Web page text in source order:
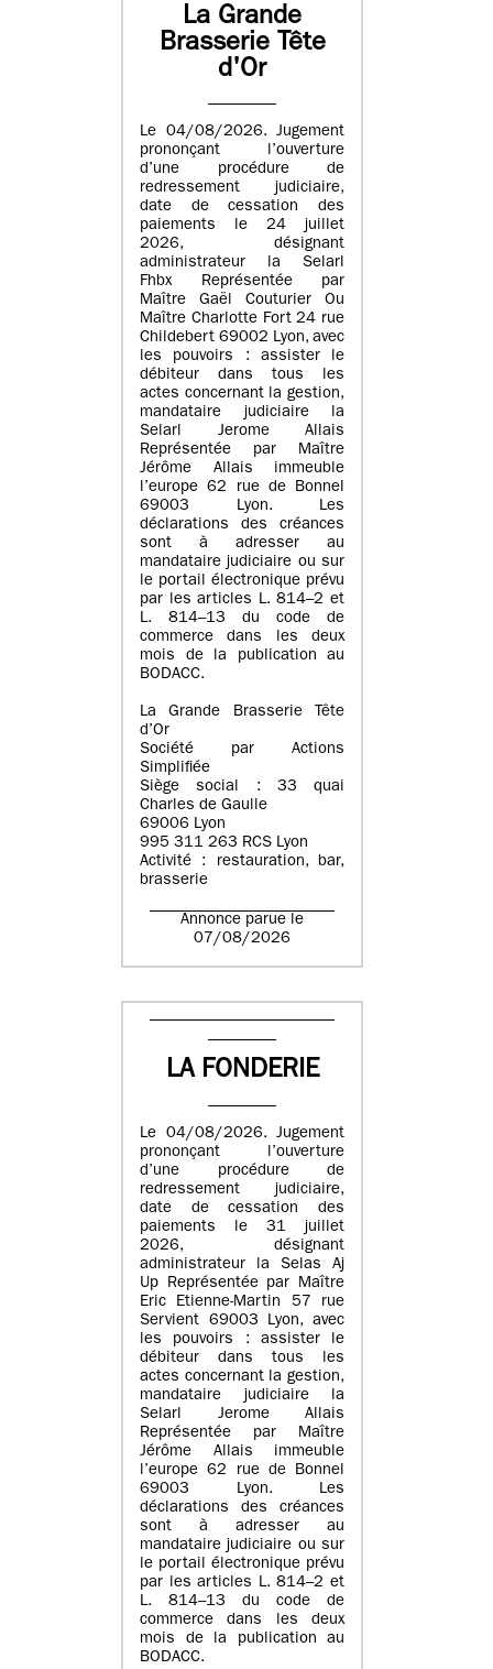
La Grande
Brasserie Tête
d'Or
Le 04/08/2026. Jugement
prononçant l’ouverture
d’une procédure de
redressement judiciaire,
date de cessation des
paiements le 24 juillet
2026, désignant
administrateur la Selarl
Fhbx Représentée par
Maître Gaël Couturier Ou
Maître Charlotte Fort 24 rue
Childebert 69002 Lyon, avec
les pouvoirs : assister le
débiteur dans tous les
actes concernant la gestion,
mandataire judiciaire la
Selarl Jerome Allais
Représentée par Maître
Jérôme Allais immeuble
l’europe 62 rue de Bonnel
69003 Lyon. Les
déclarations des créances
sont à adresser au
mandataire judiciaire ou sur
le portail électronique prévu
par les articles L. 814–2 et
L. 814–13 du code de
commerce dans les deux
mois de la publication au
BODACC.
La Grande Brasserie Tête
d’Or
Société par Actions
Simplifiée
Siège social : 33 quai
Charles de Gaulle
69006 Lyon
995 311 263 RCS Lyon
Activité : restauration, bar,
brasserie
Annonce parue le
07/08/2026
LA FONDERIE
Le 04/08/2026. Jugement
prononçant l’ouverture
d’une procédure de
redressement judiciaire,
date de cessation des
paiements le 31 juillet
2026, désignant
administrateur la Selas Aj
Up Représentée par Maître
Eric Etienne-Martin 57 rue
Servient 69003 Lyon, avec
les pouvoirs : assister le
débiteur dans tous les
actes concernant la gestion,
mandataire judiciaire la
Selarl Jerome Allais
Représentée par Maître
Jérôme Allais immeuble
l’europe 62 rue de Bonnel
69003 Lyon. Les
déclarations des créances
sont à adresser au
mandataire judiciaire ou sur
le portail électronique prévu
par les articles L. 814–2 et
L. 814–13 du code de
commerce dans les deux
mois de la publication au
BODACC.